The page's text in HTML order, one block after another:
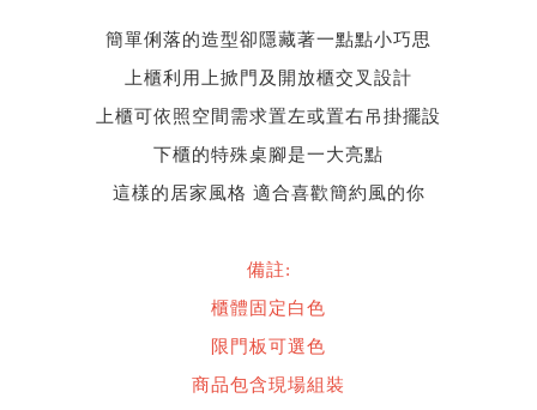
簡單俐落的造型卻隱藏著一點點小巧思
上櫃利用上掀門及開放櫃交叉設計
上櫃可依照空間需求置左或置右吊掛擺設
下櫃的特殊桌腳是一大亮點
這樣的居家風格 適合喜歡簡約風的你
備註:
櫃體固定白色
限門板可選色
商品包含現場組裝